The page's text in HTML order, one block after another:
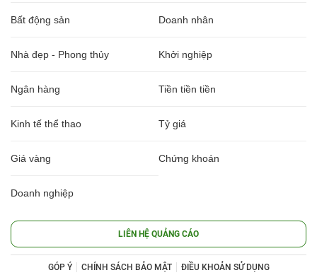
Bất động sản Doanh nhân
Nhà đẹp - Phong thủy Khởi nghiệp
Ngân hàng Tiền tiền tiền
Kinh tế thể thao Tỷ giá
Giá vàng Chứng khoán
Doanh nghiệp
LIÊN HỆ QUẢNG CÁO
GÓP Ý CHÍNH SÁCH BẢO MẬT ĐIỀU KHOẢN SỬ DỤNG